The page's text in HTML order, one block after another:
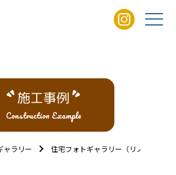
施工事例
Construction Example
ャラリー 住宅フォトギャラリー（リノベ/リフ